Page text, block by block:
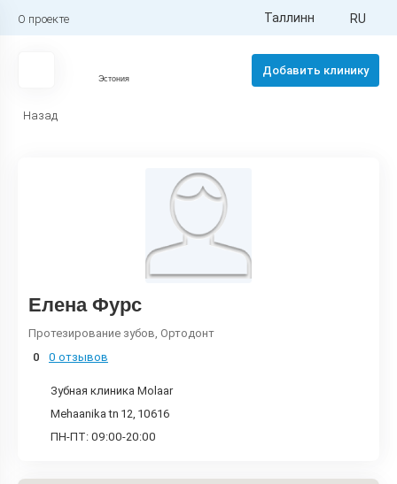
О проекте Таллинн RU
Эстония
Добавить клинику
Назад
Еленa Фурс
Протезирование зубов, Ортодонт
0
0 отзывов
Зубная клиника Molaar
Mehaanika tn 12, 10616
ПН-ПТ: 09:00-20:00